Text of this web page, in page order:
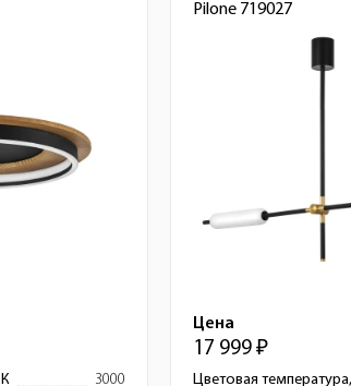
3000
Pilone 719027
Цена
17 999 ₽
Цветовая